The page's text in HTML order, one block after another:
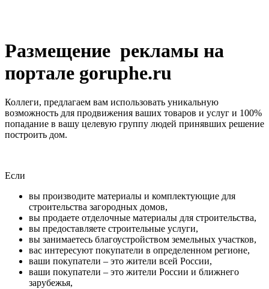
Размещение рекламы на
портале goruphe.ru
Коллеги, предлагаем вам использовать уникальную
возможность для продвижения ваших товаров и услуг и 100%
попадание в вашу целевую группу людей принявших решение
построить дом.
Если
вы производите материалы и комплектующие для
строительства загородных домов,
вы продаете отделочные материалы для строительства,
вы предоставляете строительные услуги,
вы занимаетесь благоустройством земельных участков,
вас интересуют покупатели в определенном регионе,
ваши покупатели – это жители всей России,
ваши покупатели – это жители России и ближнего
зарубежья,